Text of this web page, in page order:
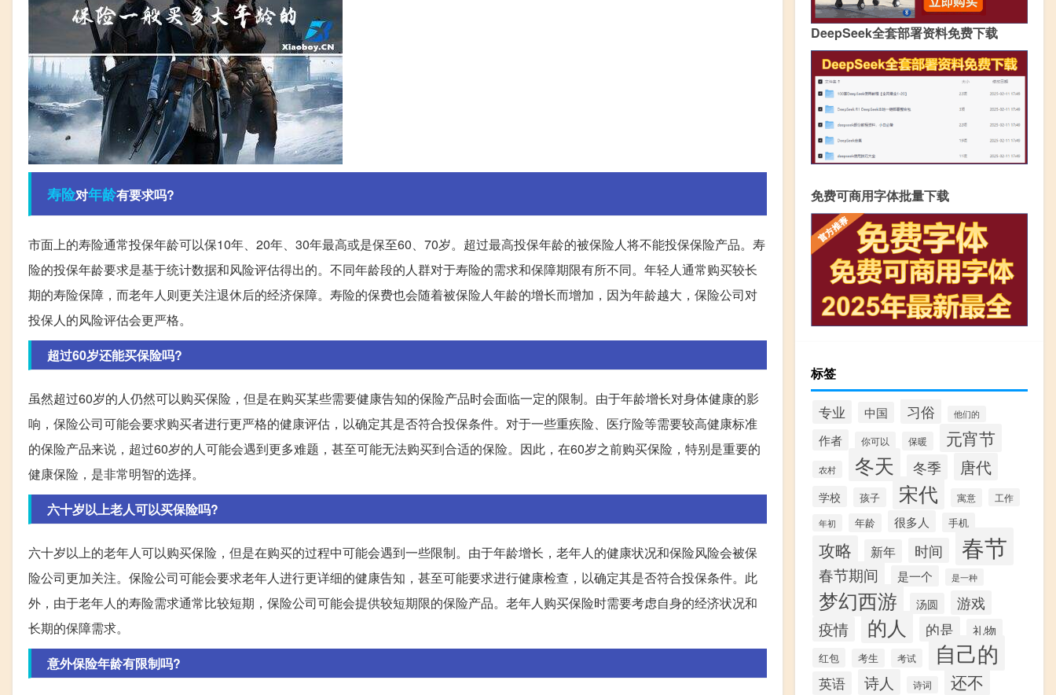
寿险对年龄有要求吗?
市面上的寿险通常投保年龄可以保10年、20年、30年最高或是保至60、70岁。超过最高投保年龄的被保险人将不能投保保险产品。寿
险的投保年龄要求是基于统计数据和风险评估得出的。不同年龄段的人群对于寿险的需求和保障期限有所不同。年轻人通常购买较长
期的寿险保障，而老年人则更关注退休后的经济保障。寿险的保费也会随着被保险人年龄的增长而增加，因为年龄越大，保险公司对
投保人的风险评估会更严格。
超过60岁还能买保险吗?
虽然超过60岁的人仍然可以购买保险，但是在购买某些需要健康告知的保险产品时会面临一定的限制。由于年龄增长对身体健康的影
响，保险公司可能会要求购买者进行更严格的健康评估，以确定其是否符合投保条件。对于一些重疾险、医疗险等需要较高健康标准
的保险产品来说，超过60岁的人可能会遇到更多难题，甚至可能无法购买到合适的保险。因此，在60岁之前购买保险，特别是重要的
健康保险，是非常明智的选择。
六十岁以上老人可以买保险吗?
六十岁以上的老年人可以购买保险，但是在购买的过程中可能会遇到一些限制。由于年龄增长，老年人的健康状况和保险风险会被保
险公司更加关注。保险公司可能会要求老年人进行更详细的健康告知，甚至可能要求进行健康检查，以确定其是否符合投保条件。此
外，由于老年人的寿险需求通常比较短期，保险公司可能会提供较短期限的保险产品。老年人购买保险时需要考虑自身的经济状况和
长期的保障需求。
意外保险年龄有限制吗?
DeepSeek全套部署资料免费下载
免费可商用字体批量下载
标签
专业 中国 习俗 他们的
作者 你可以 保暖 元宵节
农村 冬天 冬季 唐代
学校 孩子 宋代 寓意 工作
年初 年龄 很多人 手机
攻略 新年 时间 春节
春节期间 是一个 是一种
梦幻西游 汤圆 游戏
疫情 的人 的是 礼物
红包 考生 考试 自己的
英语 诗人 诗词 还不